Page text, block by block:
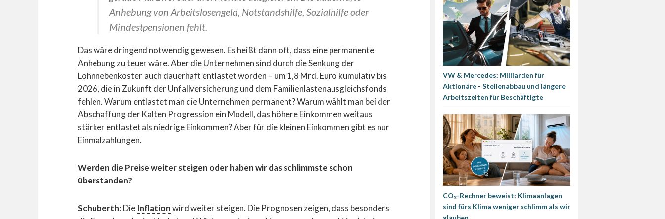
Anhebung von Arbeitslosengeld, Notstandshilfe, Sozialhilfe oder
Mindestpensionen fehlt.
Das wäre dringend notwendig gewesen. Es heißt dann oft, dass eine permanente
Anhebung zu teuer wäre. Aber die Unternehmen sind durch die Senkung der
Lohnnebenkosten auch dauerhaft entlastet worden – um 1,8 Mrd. Euro kumulativ bis
2026, die in Zukunft der Unfallversicherung und dem Familienlastenausgleichsfonds
fehlen. Warum entlastet man die Unternehmen permanent? Warum wählt man bei der
Abschaffung der Kalten Progression ein Modell, das höhere Einkommen weitaus
stärker entlastet als niedrige Einkommen? Aber für die kleinen Einkommen gibt es nur
Einmalzahlungen.
Werden die Preise weiter steigen oder haben wir das schlimmste schon
überstanden?
Schuberth: Die Inflationwird weiter steigen. Die Prognosen zeigen, dass besonders
VW & Mercedes: Milliarden für
Aktionäre - Stellenabbau und längere
Arbeitszeiten für Beschäftigte
CO₂-Rechner beweist: Klimaanlagen
sind fürs Klima weniger schlimm als wir
glauben